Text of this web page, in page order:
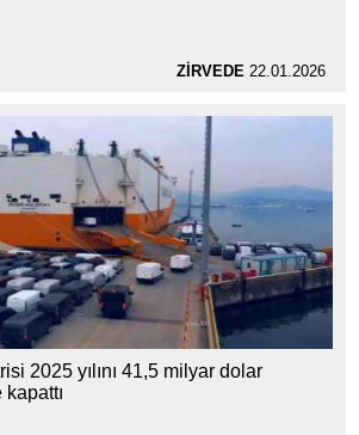
ZİRVEDE22.01.2026
2025 yılını 41,5 milyar dolar